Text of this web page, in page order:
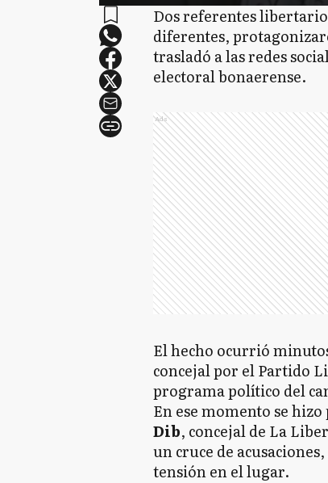
Dos referentes
diferentes,
trasladó a las redes
electoral bonaerense.
Ads
El hecho ocurrió
concejal por el Partido
programa político del
En ese momento se
Dib, concejal de La
un cruce de
tensión en el lugar.